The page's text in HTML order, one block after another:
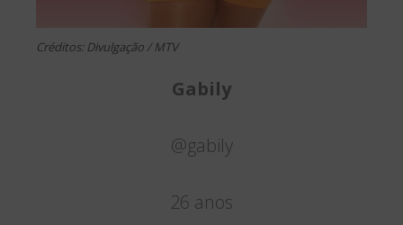
Créditos: Divulgação / MTV
Gabily
@gabily
26 anos